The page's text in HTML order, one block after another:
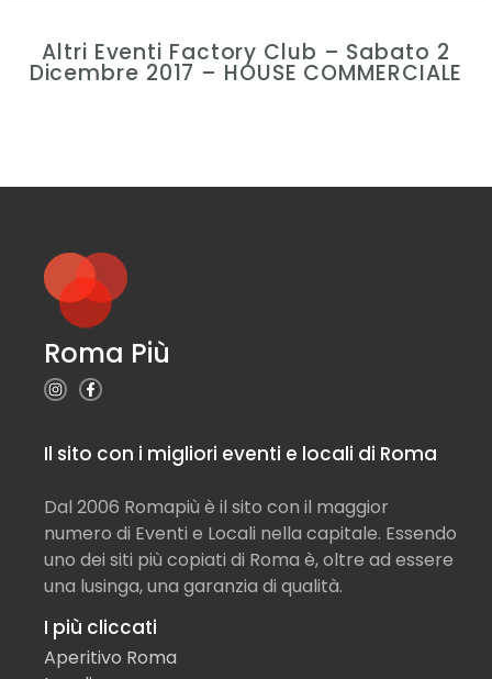
Altri Eventi Factory Club – Sabato 2
Dicembre 2017 – HOUSE COMMERCIALE
Roma Più
Il sito con i migliori eventi e locali di Roma
Dal 2006 Romapiù è il sito con il maggior
numero di Eventi e Locali nella capitale. Essendo
uno dei siti più copiati di Roma è, oltre ad essere
una lusinga, una garanzia di qualità.
I più cliccati
Aperitivo Roma